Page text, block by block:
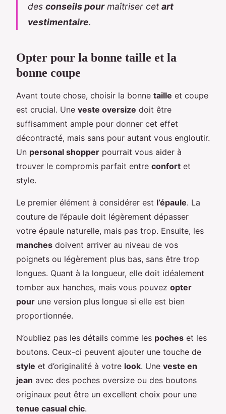
des conseils pourmaîtriser cetart
vestimentaire.
Opter pour la bonne taille et la
bonne coupe
Avant toute chose, choisir la bonne taille et coupe
est crucial. Une veste oversize doit être
suffisamment ample pour donner cet effet
décontracté, mais sans pour autant vous engloutir.
Un personal shopper pourrait vous aider à
trouver le compromis parfait entre confort et
style.
Le premier élément à considérer est l’épaule. La
couture de l’épaule doit légèrement dépasser
votre épaule naturelle, mais pas trop. Ensuite, les
manches doivent arriver au niveau de vos
poignets ou légèrement plus bas, sans être trop
longues. Quant à la longueur, elle doit idéalement
tomber aux hanches, mais vous pouvez opter
pour une version plus longue si elle est bien
proportionnée.
N’oubliez pas les détails comme les poches et les
boutons. Ceux-ci peuvent ajouter une touche de
style et d’originalité à votre look. Une veste en
jean avec des poches oversize ou des boutons
originaux peut être un excellent choix pour une
tenue casual chic.